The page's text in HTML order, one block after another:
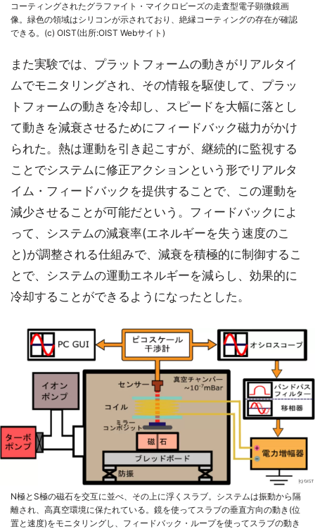
コーティングされたグラファイト・マイクロビーズの走査型電子顕微鏡画
像。緑色の領域はシリコンが示されており、絶縁コーティングの存在が確認
できる。(c) OIST(出所:OIST Webサイト)
また実験では、プラットフォームの動きがリアルタイ
ムでモニタリングされ、その情報を駆使して、プラッ
トフォームの動きを冷却し、スピードを大幅に落とし
て動きを減衰させるためにフィードバック磁力がかけ
られた。熱は運動を引き起こすが、継続的に監視する
ことでシステムに修正アクションという形でリアルタ
イム・フィードバックを提供することで、この運動を
減少させることが可能だという。フィードバックによ
って、システムの減衰率(エネルギーを失う速度のこ
と)が調整される仕組みで、減衰を積極的に制御するこ
とで、システムの運動エネルギーを減らし、効果的に
冷却することができるようになったとした。
N極とS極の磁石を交互に並べ、その上に浮くスラブ。システムは振動から隔
離され、高真空環境に保たれている。鏡を使ってスラブの垂直方向の動き(位
置と速度)をモニタリングし、フィードバック・ループを使ってスラブの動き